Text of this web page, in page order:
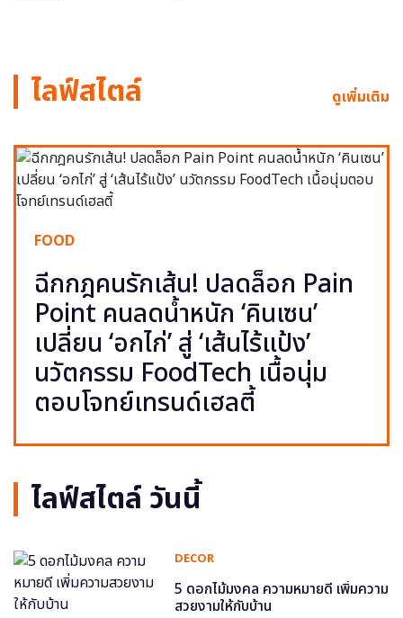
ไลฟ์สไตล์ ดูเพิ่มเติม
FOOD
ฉีกกฎคนรักเส้น! ปลดล็อก Pain
Point คนลดน้ำหนัก ‘คินเซน’
เปลี่ยน ‘อกไก่’ สู่ ‘เส้นไร้แป้ง’
นวัตกรรม FoodTech เนื้อนุ่ม
ตอบโจทย์เทรนด์เฮลตี้
ไลฟ์สไตล์ วันนี้
DECOR
5 ดอกไม้มงคล ความหมายดี เพิ่มความ
สวยงามให้กับบ้าน